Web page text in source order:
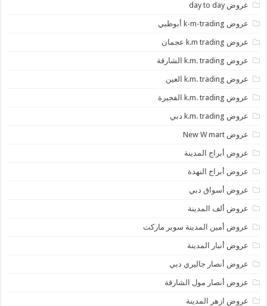
عروض day to day
عروض k-m-trading أبوظبي
عروض k.m trading عجمان
عروض k.m. trading الشارقة
عروض k.m. trading العين
عروض k.m. trading الفجيرة
عروض k.m. trading دبي
عروض New W mart
عروض أبراج المدينة
عروض أبراج النهدة
عروض أسواق دبي
عروض ألف المدينة
عروض أمين المدينة سوبر ماركت
عروض أنبار المدينة
عروض أنصار جاليري دبي
عروض أنصار مول الشارقة
عروض ازهر المدينة